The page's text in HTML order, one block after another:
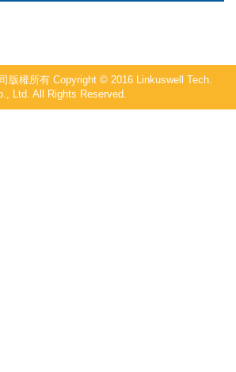
版權所有 Copyright © 2016 Linkuswell Tech.
Ltd. All Rights Reserved.